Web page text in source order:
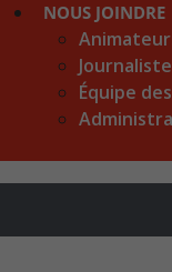
NOUS JOINDRE
Équipe